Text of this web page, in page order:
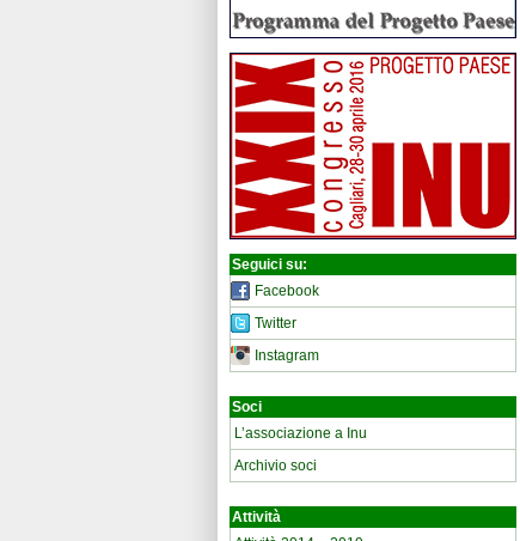
Seguici su:
Facebook
Twitter
Instagram
Soci
L’associazione a Inu
Archivio soci
Attività